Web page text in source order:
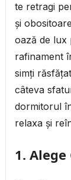
te retragi
și
oază de lux
rafinament
simți
câteva
dormitorul
relaxa și
1. Alege